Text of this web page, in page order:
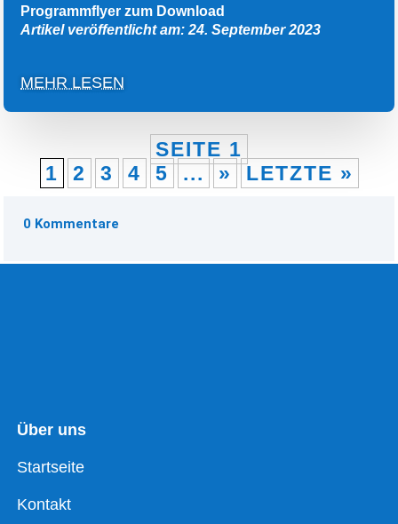
Programmflyer zum Download
Artikel veröffentlicht am: 24. September 2023
MEHR LESEN
SEITE 1
1
2 3 4 5 ... » LETZTE »
0 Kommentare
Über uns
Startseite
Kontakt